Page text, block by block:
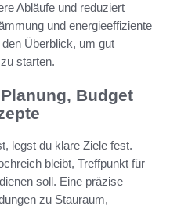
Abläufe und reduziert
und energieeffiziente
Überblick, um gut
starten.
Budget
legst du klare Ziele fest.
bleibt, Treffpunkt für
soll. Eine präzise
zu Stauraum,